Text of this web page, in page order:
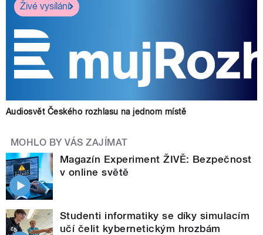
Živé vysílání
Audiosvět Českého rozhlasu na jednom místě
MOHLO BY VÁS ZAJÍMAT
Magazín Experiment ŽIVĚ: Bezpečnost
v online světě
Studenti informatiky se díky simulacím
učí čelit kybernetickým hrozbám